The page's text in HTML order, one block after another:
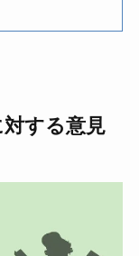
する意見